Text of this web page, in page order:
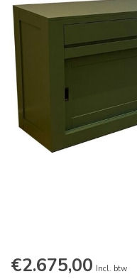
€2.675,00 Incl. btw